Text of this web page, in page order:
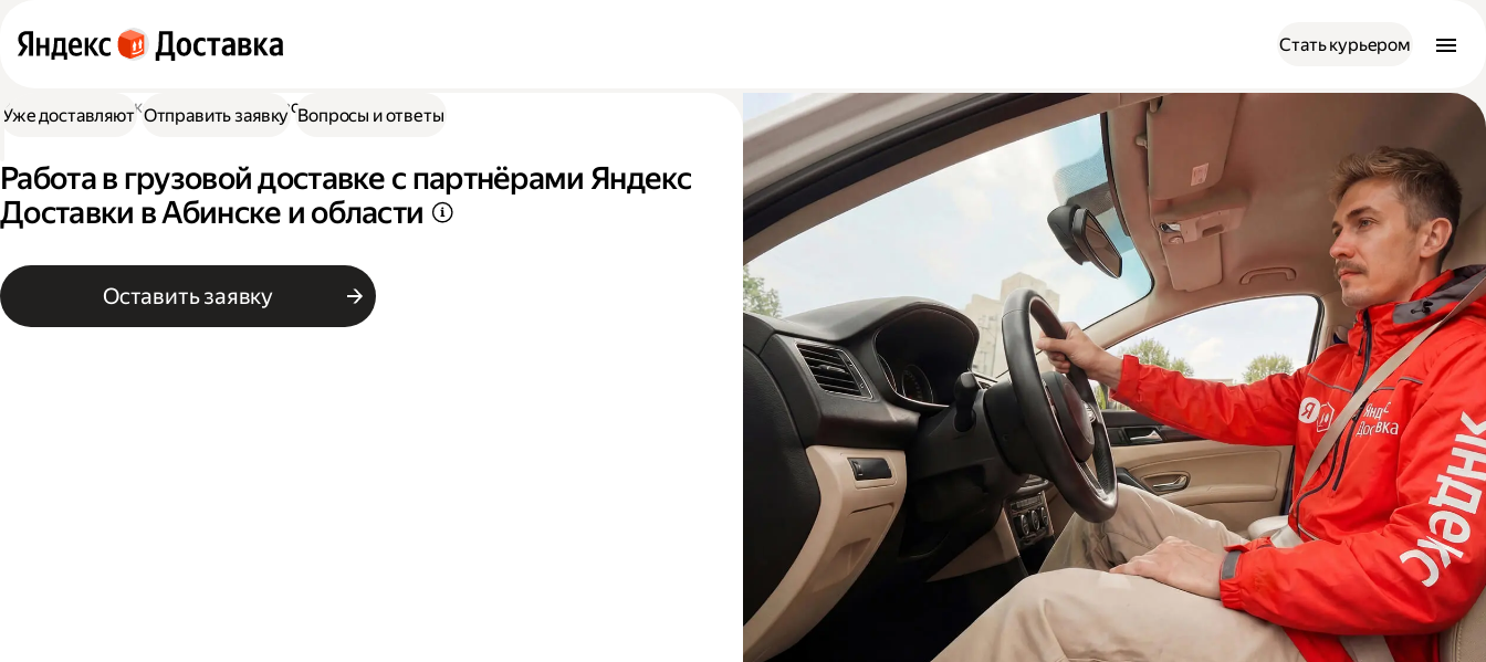
Стать курьером
Работа в Доставке Работа в грузовой доставке
Работа в грузовой доставке с партнёрами Яндекс
Доставки в Абинске и области
Оставить заявку
Уже доставляют Отправить заявку Вопросы и ответы